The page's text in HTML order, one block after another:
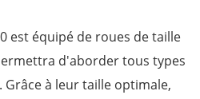
est équipé de roues de taille
d'aborder tous types
Grâce à leur taille optimale,